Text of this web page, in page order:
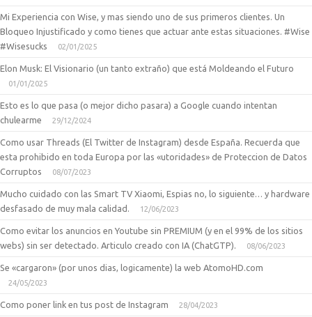
Mi Experiencia con Wise, y mas siendo uno de sus primeros clientes. Un
Bloqueo Injustificado y como tienes que actuar ante estas situaciones. #Wise
#Wisesucks
02/01/2025
Elon Musk: El Visionario (un tanto extraño) que está Moldeando el Futuro
01/01/2025
Esto es lo que pasa (o mejor dicho pasara) a Google cuando intentan
chulearme
29/12/2024
Como usar Threads (El Twitter de Instagram) desde España. Recuerda que
esta prohibido en toda Europa por las «utoridades» de Proteccion de Datos
Corruptos
08/07/2023
Mucho cuidado con las Smart TV Xiaomi, Espias no, lo siguiente… y hardware
desfasado de muy mala calidad.
12/06/2023
Como evitar los anuncios en Youtube sin PREMIUM (y en el 99% de los sitios
webs) sin ser detectado. Articulo creado con IA (ChatGTP).
08/06/2023
Se «cargaron» (por unos dias, logicamente) la web AtomoHD.com
24/05/2023
Como poner link en tus post de Instagram 28/04/2023